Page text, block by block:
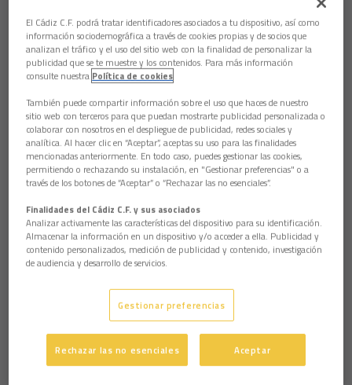
El Cádiz C.F. podrá tratar identificadores asociados a tu dispositivo, así como
información sociodemográfica a través de cookies propias y de socios que
analizan el tráfico y el uso del sitio web con la finalidad de personalizar la
publicidad que se te muestre y los contenidos. Para más información
consulte nuestra Política de cookies
También puede compartir información sobre el uso que haces de nuestro
sitio web con terceros para que puedan mostrarte publicidad personalizada o
colaborar con nosotros en el despliegue de publicidad, redes sociales y
analítica. Al hacer clic en “Aceptar”, aceptas su uso para las finalidades
mencionadas anteriormente. En todo caso, puedes gestionar las cookies,
permitiendo o rechazando su instalación, en "Gestionar preferencias" o a
través de los botones de “Aceptar” o “Rechazar las no esenciales”.
Finalidades del Cádiz C.F. y sus asociados
Analizar activamente las características del dispositivo para su identificación.
Almacenar la información en un dispositivo y/o acceder a ella. Publicidad y
contenido personalizados, medición de publicidad y contenido, investigación
de audiencia y desarrollo de servicios.
Gestionar preferencias
Rechazar las no esenciales Aceptar